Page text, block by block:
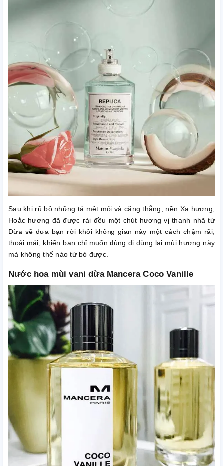
Sau khi rũ bỏ những tá mệt mỏi và căng thẳng, nền Xạ hương,
Hoắc hương đã được rải đều một chút hương vị thanh nhã từ
Dừa sẽ đưa bạn rời khỏi không gian này một cách chậm rãi,
thoải mái, khiến bạn chỉ muốn dùng đi dùng lại mùi hương này
mà không thể nào từ bỏ được.
Nước hoa mùi vani dừa Mancera Coco Vanille